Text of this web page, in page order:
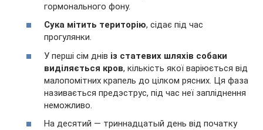
гормонального фону.
Сука мітить територію, сідає під час
прогулянки.
У перші сім днів із статевих шляхів собаки
виділяється кров, кількість якої варіюється від
малопомітних крапель до цілком рясних. Ця фаза
називається предэструс, під час неї запліднення
неможливо.
На десятий — триннадцатый день від початку